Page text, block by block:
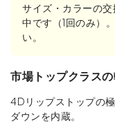
サイズ・カラーの
中です（1回のみ）
い。
市場トップクラス
4Dリップストップの
ダウンを内蔵。